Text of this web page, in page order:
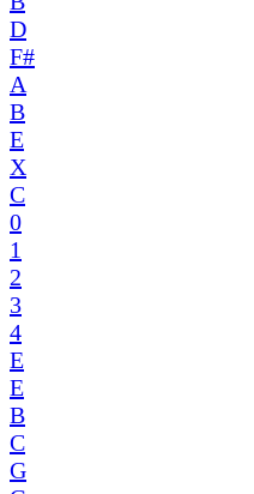
D
F#
A
B
E
X
C
0
1
2
3
4
E
E
B
C
G